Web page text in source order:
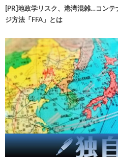
[PR]地政学リスク、港湾混雑…コン
ジ方法「FFA」とは